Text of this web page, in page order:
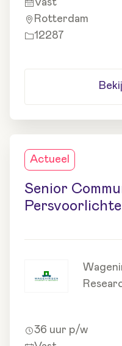
12287
Vast
Rotterdam
Actueel
Senior
36 uur p/w